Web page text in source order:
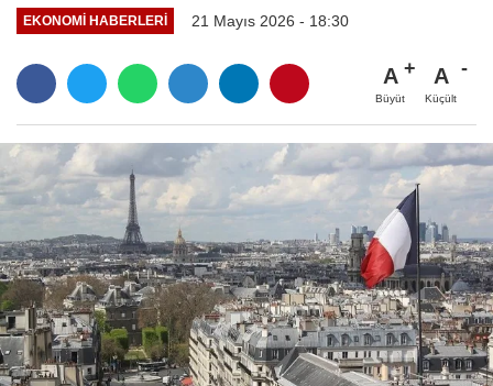
EKONOMI HABERLERI 21 Mayıs 2026 - 18:30
A
Büyüt
A
Küçült